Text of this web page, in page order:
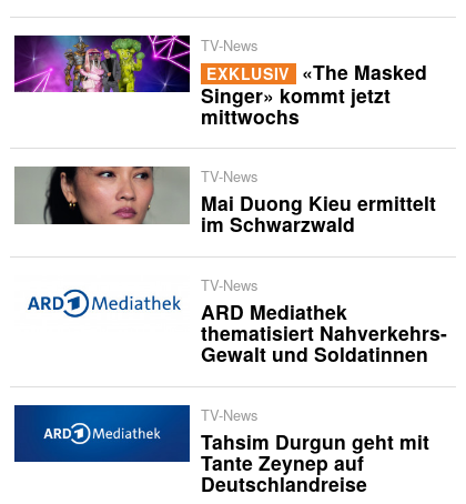
TV-News
EXKLUSIV «The Masked
Singer» kommt jetzt
mittwochs
TV-News
Mai Duong Kieu ermittelt
im Schwarzwald
TV-News
ARD Mediathek
thematisiert Nahverkehrs-
Gewalt und Soldatinnen
TV-News
Tahsim Durgun geht mit
Tante Zeynep auf
Deutschlandreise